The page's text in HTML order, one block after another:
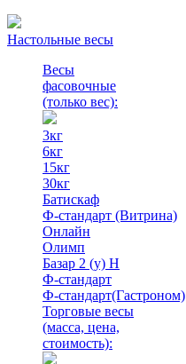
Настольные весы
Весы
фасовочные
(только вес):
3кг
6кг
15кг
30кг
Батискаф
Ф-стандарт (Витрина)
Онлайн
Олимп
Базар 2 (у) Н
Ф-стандарт
Ф-стандарт(Гастроном)
Торговые весы
(масса, цена,
стоимость):